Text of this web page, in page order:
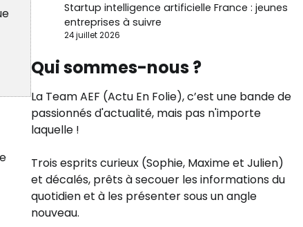
Startup intelligence artificielle France : jeunes
entreprises à suivre
24 juillet 2026
Qui sommes-nous ?
La Team AEF (Actu En Folie), c’est une bande de
passionnés d'actualité, mais pas n'importe
laquelle !
Trois esprits curieux (Sophie, Maxime et Julien)
et décalés, prêts à secouer les informations du
quotidien et à les présenter sous un angle
nouveau.